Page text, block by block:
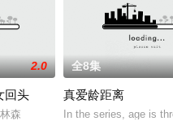
格坦率地表达自己的看法。
2.0
回头
森
全8集
真爱龄距离
In the series, age is